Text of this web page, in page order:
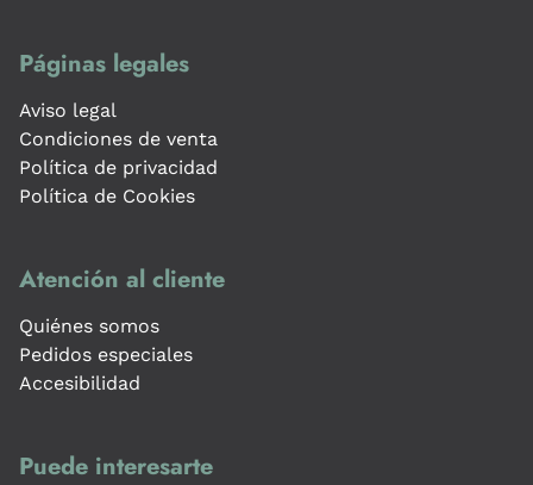
Páginas legales
Aviso legal
Condiciones de venta
Política de privacidad
Política de Cookies
Atención al cliente
Quiénes somos
Pedidos especiales
Accesibilidad
Puede interesarte